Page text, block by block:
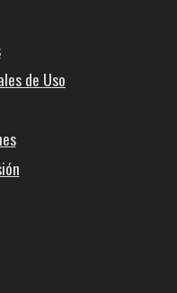
de Uso